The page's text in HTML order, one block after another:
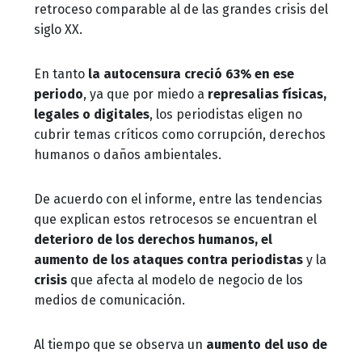
retroceso comparable al de las grandes crisis del
siglo XX.
En tanto la autocensura creció 63% en ese
periodo, ya que por miedo a represalias físicas,
legales o digitales, los periodistas eligen no
cubrir temas críticos como corrupción, derechos
humanos o daños ambientales.
De acuerdo con el informe, entre las tendencias
que explican estos retrocesos se encuentran el
deterioro de los derechos humanos, el
aumento de los ataques contra periodistas y la
crisis que afecta al modelo de negocio de los
medios de comunicación.
Al tiempo que se observa un aumento del uso de